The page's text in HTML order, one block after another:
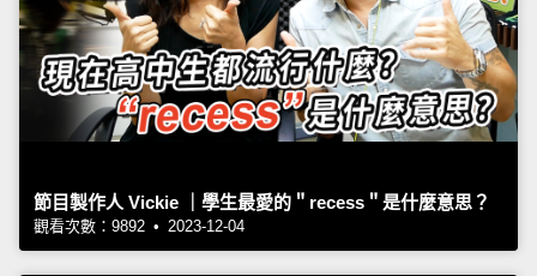
節目製作人 Vickie ｜學生最愛的＂recess＂是什麼意思？
觀看次數：9892 • 2023-12-04